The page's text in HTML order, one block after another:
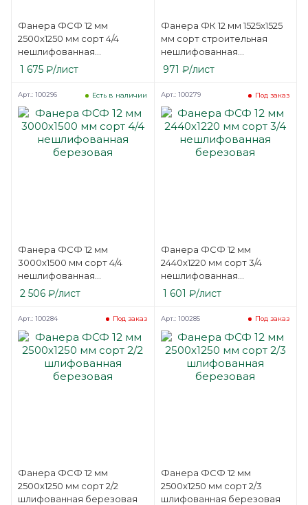
Фанера ФСФ 12 мм
2500х1250 мм сорт 4/4
нешлифованная
березовая
1 675 ₽/лист
Фанера ФК 12 мм 1525х1525
мм сорт строительная
нешлифованная
березовая
971 ₽/лист
Фанера ФСФ 12 мм
3000х1500 мм сорт 4/4
нешлифованная
березовая
Есть в наличии
Арт.: 100296
2 506 ₽/лист
Фанера ФСФ 12 мм
2440х1220 мм сорт 3/4
нешлифованная
березовая
Под заказ
Арт.: 100279
1 601 ₽/лист
Фанера ФСФ 12 мм
2500х1250 мм сорт 2/2
шлифованная березовая
Под заказ
Арт.: 100284
Фанера ФСФ 12 мм
2500х1250 мм сорт 2/3
шлифованная березовая
Под заказ
Арт.: 100285